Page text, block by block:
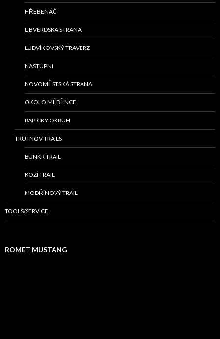
HŘEBENÁČ
LIBVERDSKA STRANA
LUDVÍKOVSKÝ TRAVERZ
NASTUPNI
NOVOMĚSTSKÁ STRANA
OKOLO MĚDĚNCE
RAPICKY OKRUH
TRUTNOV TRAILS
BUNKR TRAIL
KOZÍ TRAIL
MODŘÍNOVÝ TRAIL
TOOLS/SERVICE
ROMET MUSTANG